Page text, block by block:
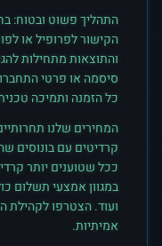
התהליך פשוט ובטוח:
הקישור לפרופיל או
והתוצאות מתחילות
סיסמה או פרטי
כל הזמנה ותמיכה
המחירים שלנו
קרדיטים עם בונוסים
ככל שטוענים יותר
ועוד. הצטרפו לקהילת
אמיתיות.